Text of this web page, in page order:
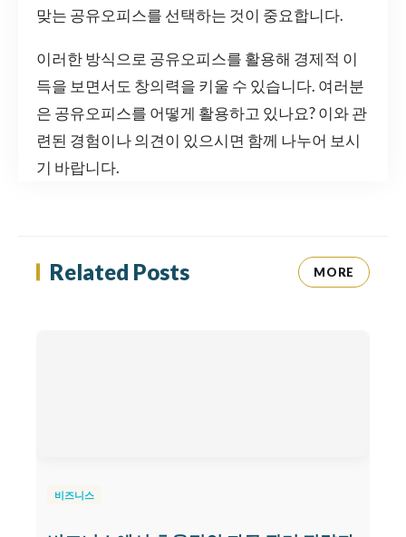
맞는 공유오피스를 선택하는 것이 중요합니다.
이러한 방식으로 공유오피스를 활용해 경제적 이
득을 보면서도 창의력을 키울 수 있습니다. 여러분
은 공유오피스를 어떻게 활용하고 있나요? 이와 관
련된 경험이나 의견이 있으시면 함께 나누어 보시
기 바랍니다.
Related Posts MORE
비즈니스